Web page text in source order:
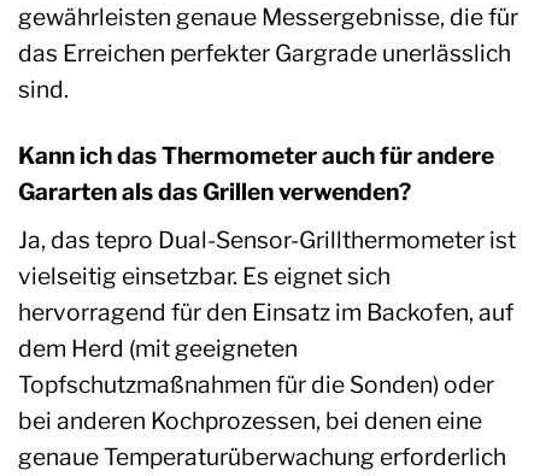
gewährleisten genaue Messergebnisse, die für
das Erreichen perfekter Gargrade unerlässlich
sind.
Kann ich das Thermometer auch für andere
Gararten als das Grillen verwenden?
Ja, das tepro Dual-Sensor-Grillthermometer ist
vielseitig einsetzbar. Es eignet sich
hervorragend für den Einsatz im Backofen, auf
dem Herd (mit geeigneten
Topfschutzmaßnahmen für die Sonden) oder
bei anderen Kochprozessen, bei denen eine
genaue Temperaturüberwachung erforderlich